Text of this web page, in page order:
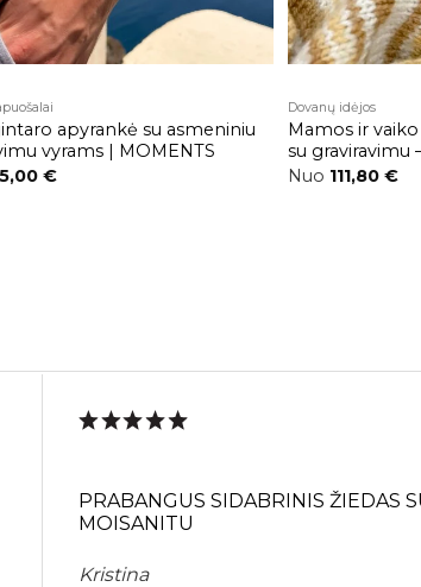
apyrankė su asmeniniu
vyrams | MOMENTS
€
Dovanų idėjos
Mamos ir
su graviravimu
Nuo 111,80 €
PRABANGUS SIDABRINIS ŽIEDAS
MOISANITU
Kristina
O
Ė
)
n
ie
k
o
n
e
la
im
ė
ja
i...